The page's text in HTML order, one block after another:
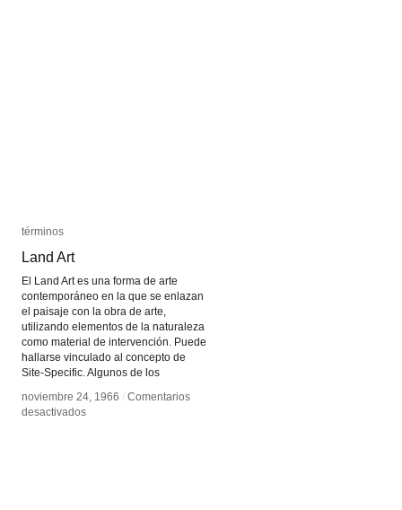
términos
Land Art
El Land Art es una forma de arte
contemporáneo en la que se enlazan
el paisaje con la obra de arte,
utilizando elementos de la naturaleza
como material de intervención. Puede
hallarse vinculado al concepto de
Site-Specific. Algunos de los
noviembre 24, 1966 / Comentarios
desactivadosen
términos
Land Art
noviembre 24, 1966 / Comentarios
desactivadosen